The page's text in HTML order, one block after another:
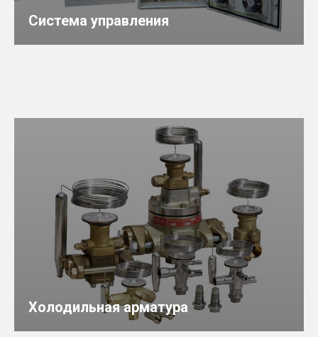
Система управления
Холодильная арматура